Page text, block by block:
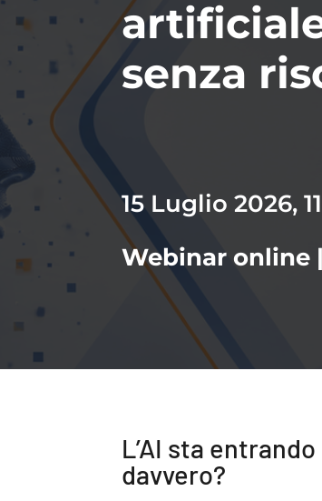
senza
15 Luglio 2026,
Webinar online
L’AI sta
davvero?